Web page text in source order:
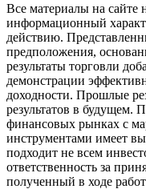
Все материалы на сайте
информационный
действию.
предположения,
результаты торговли
демонстрации
доходности. Прошлые
результатов в будущем.
финансовых рынках с
инструментами имеет
подходит не всем
ответственность за
полученный в ходе